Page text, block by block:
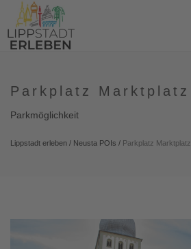
Parkplatz Marktplatz
Parkmöglichkeit
Lippstadt erleben / Neusta POIs / Parkplatz Marktplatz